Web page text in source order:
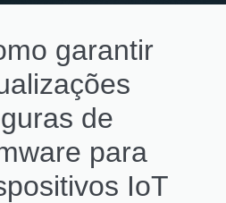
garantir
de
para
IoT